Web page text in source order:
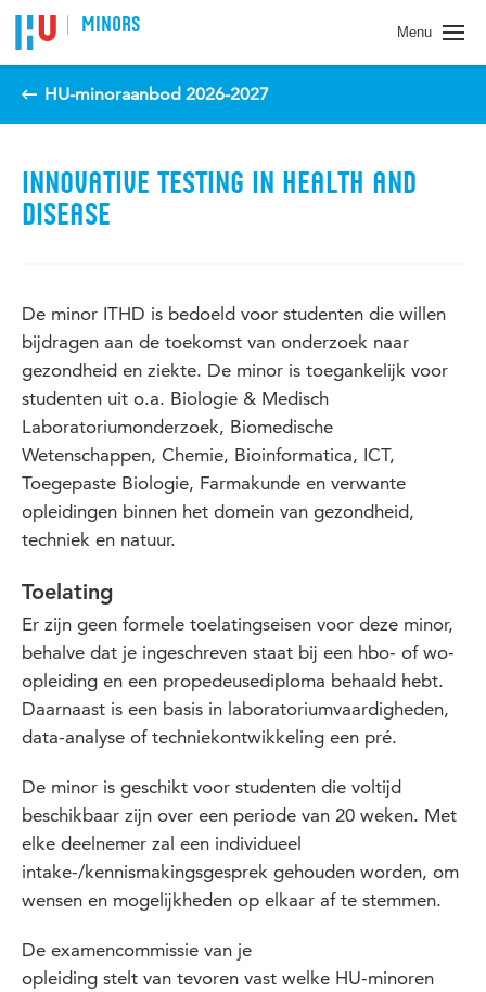
Spring naar pagina inhoud
MINORS Menu
HU-minoraanbod 2026-2027
INNOVATIVE TESTING IN HEALTH AND
DISEASE
De minor ITHD is bedoeld voor studenten die willen
bijdragen aan de toekomst van onderzoek naar
gezondheid en ziekte. De minor is toegankelijk voor
studenten uit o.a. Biologie & Medisch
Laboratoriumonderzoek, Biomedische
Wetenschappen, Chemie, Bioinformatica, ICT,
Toegepaste Biologie, Farmakunde en verwante
opleidingen binnen het domein van gezondheid,
techniek en natuur.
Toelating
Er zijn geen formele toelatingseisen voor deze minor,
behalve dat je ingeschreven staat bij een hbo- of wo-
opleiding en een propedeusediploma behaald hebt.
Daarnaast is een basis in laboratoriumvaardigheden,
data-analyse of techniekontwikkeling een pré.
De minor is geschikt voor studenten die voltijd
beschikbaar zijn over een periode van 20 weken. Met
elke deelnemer zal een individueel
intake-/kennismakingsgesprek gehouden worden, om
wensen en mogelijkheden op elkaar af te stemmen.
De examencommissie van je
opleiding stelt van tevoren vast welke HU-minoren